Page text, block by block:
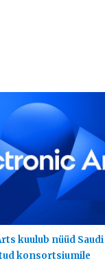
kuulub nüüd Saudi
konsortsiumile